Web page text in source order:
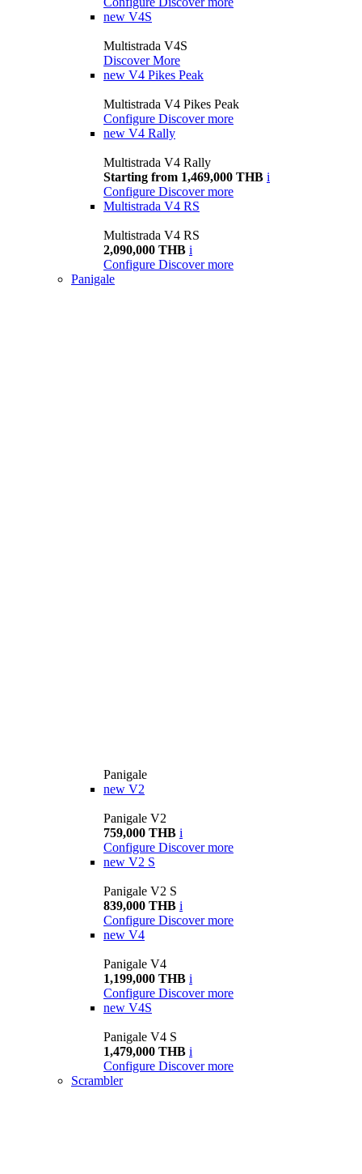
new V4S
Multistrada V4S
Discover More
new V4 Pikes Peak
Multistrada V4 Pikes Peak
Configure Discover more
new V4 Rally
Multistrada V4 Rally
Starting from 1,469,000 THB i
Configure Discover more
Multistrada V4 RS
Multistrada V4 RS
2,090,000 THB i
Configure Discover more
Panigale
Panigale
new V2
Panigale V2
759,000 THB i
Configure Discover more
new V2 S
Panigale V2 S
839,000 THB i
Configure Discover more
new V4
Panigale V4
1,199,000 THB i
Configure Discover more
new V4S
Panigale V4 S
1,479,000 THB i
Configure Discover more
Scrambler